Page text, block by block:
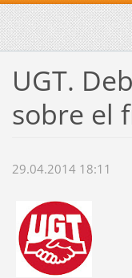
UGT.
sobre el
29.04.2014 18:11